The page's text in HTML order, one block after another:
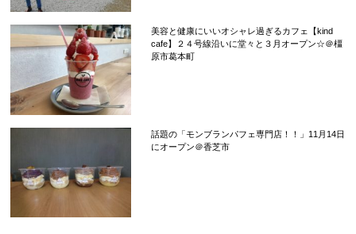
美容と健康にいいオシャレ過ぎるカフェ【kind
cafe】２４号線沿いに堂々と３月オープン☆＠橿
原市葛本町
話題の「モンブランパフェ専門店！！」11月14日
にオープン＠香芝市